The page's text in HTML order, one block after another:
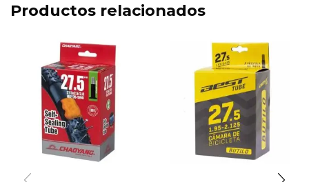
Productos relacionados